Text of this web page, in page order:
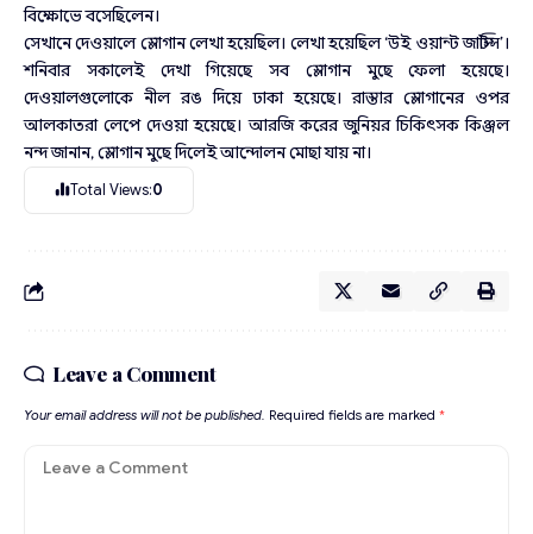
বিক্ষোভে বসেছিলেন।
সেখানে দেওয়ালে স্লোগান লেখা হয়েছিল। লেখা হয়েছিল ‘উই ওয়ান্ট জাস্টিস’।
শনিবার সকালেই দেখা গিয়েছে সব স্লোগান মুছে ফেলা হয়েছে।
দেওয়ালগুলোকে নীল রঙ দিয়ে ঢাকা হয়েছে। রাস্তার স্লোগানের ওপর
আলকাতরা লেপে দেওয়া হয়েছে। আরজি করের জুনিয়র চিকিৎসক কিঞ্জল
নন্দ জানান, স্লোগান মুছে দিলেই আন্দোলন মোছা যায় না।
Total Views:0
Leave a Comment
Your email address will not be published. Required fields are marked *